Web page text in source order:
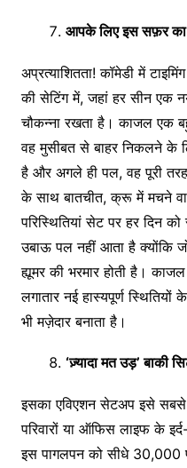
आपके लिए इस सफ़र का
अप्रत्याशितता! कॉमेडी में
की सेटिंग में, जहां हर सीन एक
चौकन्ना रखता है। काजल एक
वह मुसीबत से बाहर निकलने के
है और अगले ही पल, वह पूरी
के साथ बातचीत, क्रू में मचने
परिस्थितियां सेट पर हर दिन
उबाऊ पल नहीं आता है क्योंकि
ह्यूमर की भरमार होती है।
लगातार नई हास्यपूर्ण
भी मज़ेदार बनाता है।
‘ज़्यादा मत उड़’बाकी
इसका एविएशन सेटअप इसे सबसे
परिवारों या ऑफिस लाइफ के
इस पागलपन को सीधे 30,000